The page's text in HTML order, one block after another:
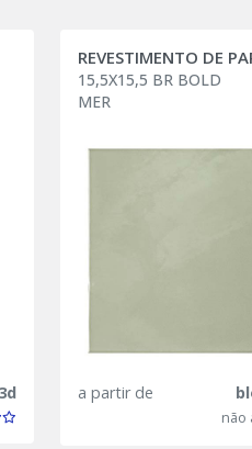
15,5X15,5 BR BOLD
MER
a partir de
não